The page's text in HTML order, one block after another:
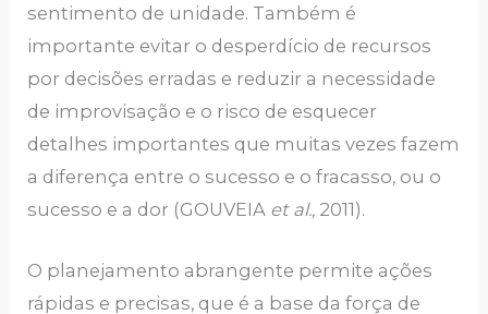
sentimento de unidade. Também é
importante evitar o desperdício de recursos
por decisões erradas e reduzir a necessidade
de improvisação e o risco de esquecer
detalhes importantes que muitas vezes fazem
a diferença entre o sucesso e o fracasso, ou o
sucesso e a dor (GOUVEIA et al., 2011).
O planejamento abrangente permite ações
rápidas e precisas, que é a base da força de